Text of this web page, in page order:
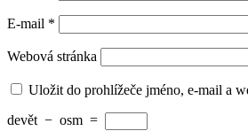
E-mail *
Webová stránka
Uložit do prohlížeče jméno, e-mail a
devět − osm =